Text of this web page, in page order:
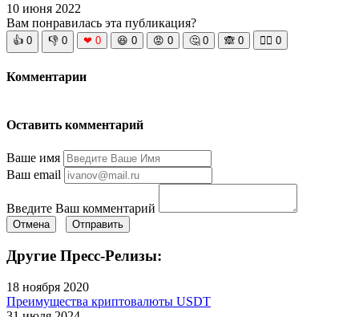
10 июня 2022
Вам понравилась эта публикация?
👍 0 👎 0 ❤ 0 😆 0 😡 0 🤔 0 🙈 0 🧘‍♀️ 0
Комментарии
Оставить комментарий
Ваше имя
Ваш email
Введите Ваш комментарий
Отмена Отправить
Другие Пресс-Релизы:
18 ноября 2020
Преимущества криптовалюты USDT